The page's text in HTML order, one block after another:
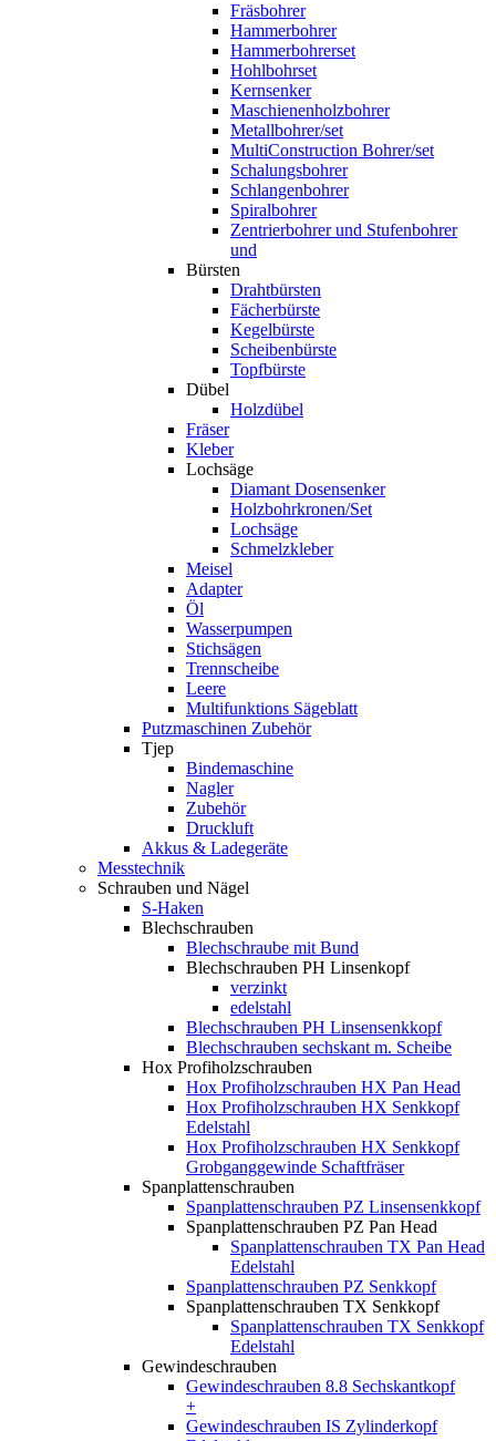
Fräsbohrer
Hammerbohrer
Hammerbohrerset
Hohlbohrset
Kernsenker
Maschienenholzbohrer
Metallbohrer/set
MultiConstruction Bohrer/set
Schalungsbohrer
Schlangenbohrer
Spiralbohrer
Zentrierbohrer und Stufenbohrer
und
Bürsten
Drahtbürsten
Fächerbürste
Kegelbürste
Scheibenbürste
Topfbürste
Dübel
Holzdübel
Fräser
Kleber
Lochsäge
Diamant Dosensenker
Holzbohrkronen/Set
Lochsäge
Schmelzkleber
Meisel
Adapter
Öl
Wasserpumpen
Stichsägen
Trennscheibe
Leere
Multifunktions Sägeblatt
Putzmaschinen Zubehör
Tjep
Bindemaschine
Nagler
Zubehör
Druckluft
Akkus & Ladegeräte
Messtechnik
Schrauben und Nägel
S-Haken
Blechschrauben
Blechschraube mit Bund
Blechschrauben PH Linsenkopf
verzinkt
edelstahl
Blechschrauben PH Linsensenkkopf
Blechschrauben sechskant m. Scheibe
Hox Profiholzschrauben
Hox Profiholzschrauben HX Pan Head
Hox Profiholzschrauben HX Senkkopf
Edelstahl
Hox Profiholzschrauben HX Senkkopf
Grobganggewinde Schaftfräser
Spanplattenschrauben
Spanplattenschrauben PZ Linsensenkkopf
Spanplattenschrauben PZ Pan Head
Spanplattenschrauben TX Pan Head
Edelstahl
Spanplattenschrauben PZ Senkkopf
Spanplattenschrauben TX Senkkopf
Spanplattenschrauben TX Senkkopf
Edelstahl
Gewindeschrauben
Gewindeschrauben 8.8 Sechskantkopf
+
Gewindeschrauben IS Zylinderkopf